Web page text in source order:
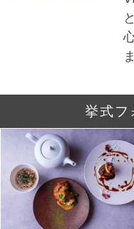
挙式フ